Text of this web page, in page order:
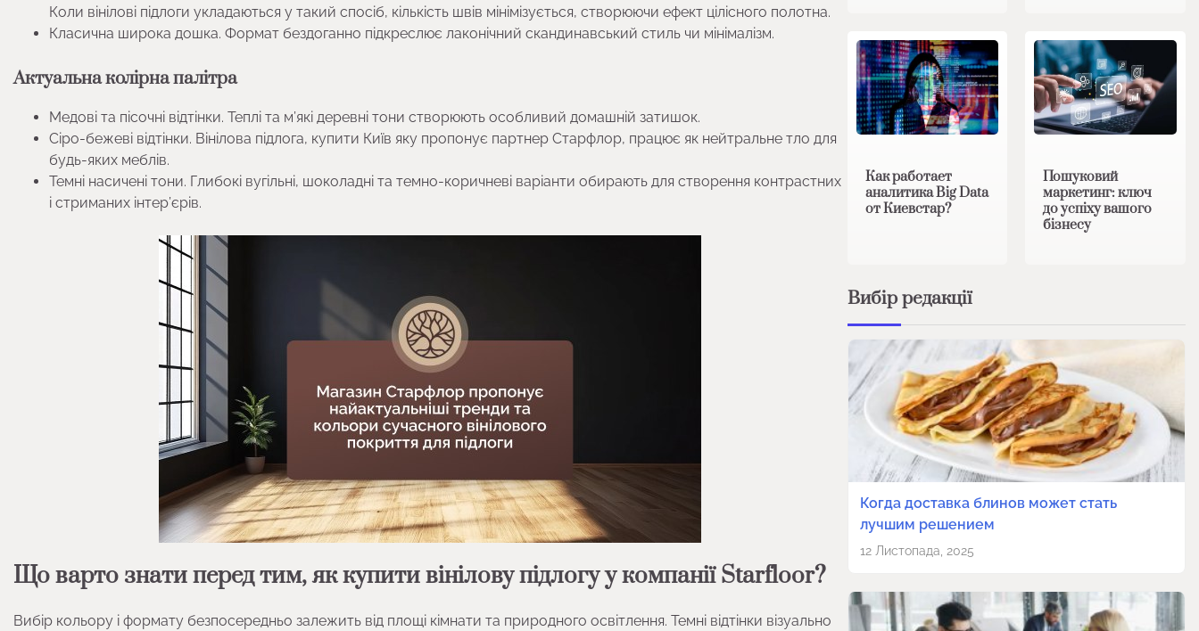
Коли вінілові підлоги укладаються у такий спосіб, кількість швів мінімізується, створюючи ефект цілісного полотна.
Класична широка дошка. Формат бездоганно підкреслює лаконічний скандинавський стиль чи мінімалізм.
Актуальна колірна палітра
Медові та пісочні відтінки. Теплі та м’які деревні тони створюють особливий домашній затишок.
Сіро-бежеві відтінки. Вінілова підлога, купити Київ яку пропонує партнер Старфлор, працює як нейтральне тло для
будь-яких меблів.
Темні насичені тони. Глибокі вугільні, шоколадні та темно-коричневі варіанти обирають для створення контрастних
і стриманих інтер’єрів.
Що варто знати перед тим, як купити вінілову підлогу у компанії Starfloor?
Вибір кольору і формату безпосередньо залежить від площі кімнати та природного освітлення. Темні відтінки візуально
Как работает
аналитика Big Data
от Киевстар?
Пошуковий
маркетинг: ключ
до успіху вашого
бізнесу
Вибір редакції
Когда доставка блинов может стать
лучшим решением
12 Листопада, 2025